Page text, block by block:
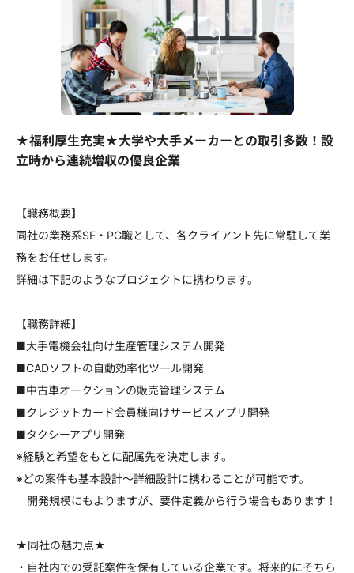
★福利厚生充実★大学や大手メーカーとの取引多数！設
立時から連続増収の優良企業
【職務概要】
同社の業務系SE・PG職として、各クライアント先に常駐して業
務をお任せします。
詳細は下記のようなプロジェクトに携わります。
【職務詳細】
■大手電機会社向け生産管理システム開発
■CADソフトの自動効率化ツール開発
■中古車オークションの販売管理システム
■クレジットカード会員様向けサービスアプリ開発
■タクシーアプリ開発
※経験と希望をもとに配属先を決定します。
※どの案件も基本設計～詳細設計に携わることが可能です。
開発規模にもよりますが、要件定義から行う場合もあります！
★同社の魅力点★
・自社内での受託案件を保有している企業です。将来的にそちら